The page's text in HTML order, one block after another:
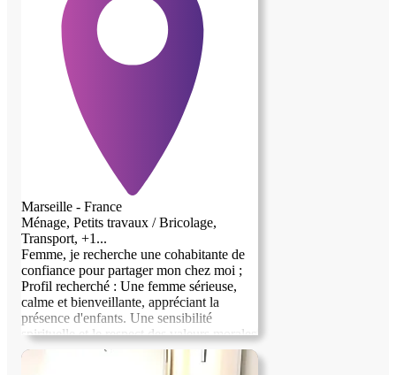
Marseille - France
Ménage, Petits travaux / Bricolage,
Transport, +1...
Femme, je recherche une cohabitante de
confiance pour partager mon chez moi ;
Profil recherché : Une femme sérieuse,
calme et bienveillante, appréciant la
présence d'enfants. Une sensibilité
spirituelle et le respect des valeurs morales
sont indispensables. Échange : Logement
contre aide au quotidien (ménage,